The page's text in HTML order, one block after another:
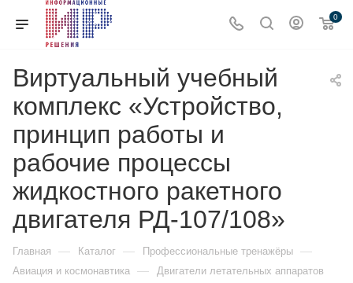
0
Виртуальный учебный
комплекс «Устройство,
принцип работы и
рабочие процессы
жидкостного ракетного
двигателя РД-107/108»
Главная — Каталог — Профессиональные тренажёры —
Авиация и космонавтика — Двигатели летательных аппаратов